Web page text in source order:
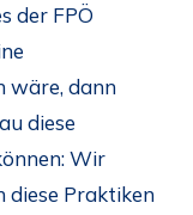
der FPÖ
wäre, dann
diese
Wir
diese Praktiken